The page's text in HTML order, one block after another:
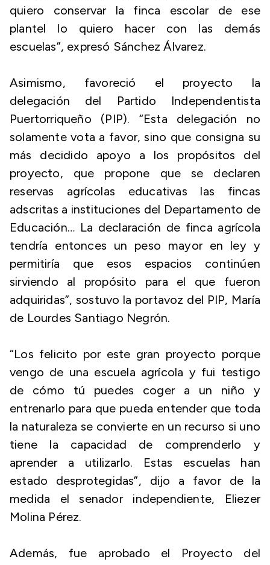
quiero conservar la finca escolar de ese
plantel lo quiero hacer con las demás
escuelas”, expresó Sánchez Álvarez.
Asimismo, favoreció el proyecto la
delegación del Partido Independentista
Puertorriqueño (PIP). “Esta delegación no
solamente vota a favor, sino que consigna su
más decidido apoyo a los propósitos del
proyecto, que propone que se declaren
reservas agrícolas educativas las fincas
adscritas a instituciones del Departamento de
Educación… La declaración de finca agrícola
tendría entonces un peso mayor en ley y
permitiría que esos espacios continúen
sirviendo al propósito para el que fueron
adquiridas”, sostuvo la portavoz del PIP, María
de Lourdes Santiago Negrón.
“Los felicito por este gran proyecto porque
vengo de una escuela agrícola y fui testigo
de cómo tú puedes coger a un niño y
entrenarlo para que pueda entender que toda
la naturaleza se convierte en un recurso si uno
tiene la capacidad de comprenderlo y
aprender a utilizarlo. Estas escuelas han
estado desprotegidas”, dijo a favor de la
medida el senador independiente, Eliezer
Molina Pérez.
Además, fue aprobado el Proyecto del